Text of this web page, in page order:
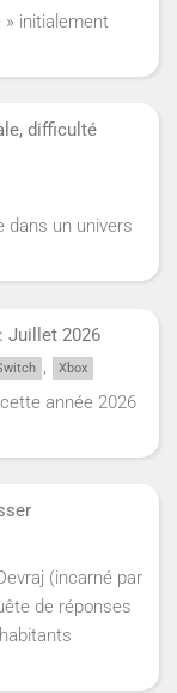
» initialement
difficulté
dans un univers
Juillet 2026
, Xbox
année 2026
(incarné par
de réponses